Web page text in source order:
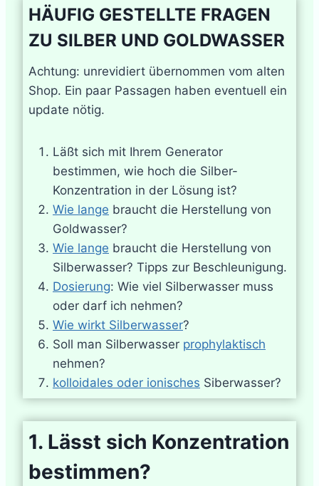
HÄUFIG GESTELLTE FRAGEN
ZU SILBER UND GOLDWASSER
Achtung: unrevidiert übernommen vom alten
Shop. Ein paar Passagen haben eventuell ein
update nötig.
Läßt sich mit Ihrem Generator
bestimmen, wie hoch die Silber-
Konzentration in der Lösung ist?
Wie lange braucht die Herstellung von
Goldwasser?
Wie lange braucht die Herstellung von
Silberwasser? Tipps zur Beschleunigung.
Dosierung: Wie viel Silberwasser muss
oder darf ich nehmen?
Wie wirkt Silberwasser?
Soll man Silberwasser prophylaktisch
nehmen?
kolloidales oder ionisches Siberwasser?
1. Lässt sich Konzentration
bestimmen?